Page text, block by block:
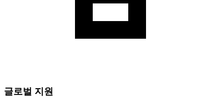
글로벌 지원